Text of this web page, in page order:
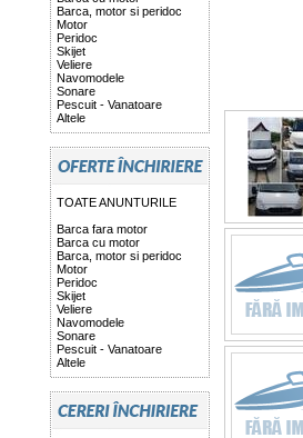
Barca, motor si peridoc
Motor
Peridoc
Skijet
Veliere
Navomodele
Sonare
Pescuit - Vanatoare
Altele
TOATE ANUNTURILE
Barca fara motor
Barca cu motor
Barca, motor si peridoc
Motor
Peridoc
Skijet
Veliere
Navomodele
Sonare
Pescuit - Vanatoare
Altele